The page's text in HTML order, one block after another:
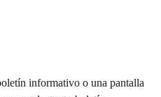
informativo o una pantalla